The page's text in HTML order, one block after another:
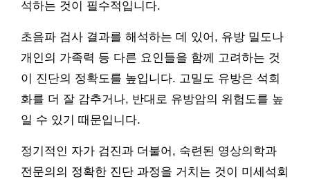
석하는 것이 필수적입니다.
초음파 검사 결과를 해석하는 데 있어, 유방 밀도나
개인의 가족력 등 다른 요인들을 함께 고려하는 것
이 진단의 정확도를 높입니다. 고밀도 유방은 석회
화를 더 잘 감추거나, 반대로 유방암의 위험도를 높
일 수 있기 때문입니다.
정기적인 자가 검진과 더불어, 숙련된 영상의학과
전문의의 정확한 진단 과정을 거치는 것이 미세석회